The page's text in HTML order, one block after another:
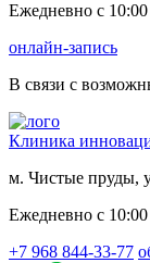
Ежедневно с
онлайн-запись
В связи с
Клиника
м. Чистые пруды,
Ежедневно с
+7 968 844-33-77